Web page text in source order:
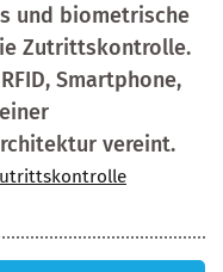
und biometrische
Zutrittskontrolle.
Smartphone,
vereint.